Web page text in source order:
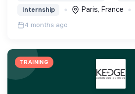
durables.
Internship
Paris, France
4 months ago
TRAINING